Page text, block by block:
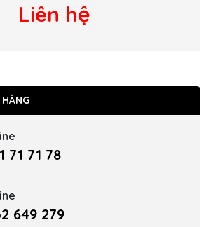
Liên hệ
71 71 78
649 279